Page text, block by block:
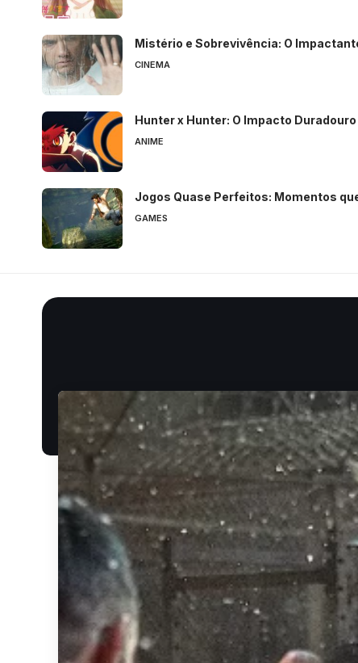
Mistério e Sobrevivência: O
CINEMA
Hunter x Hunter: O Impacto
ANIME
Jogos Quase Perfeitos: Momentos
GAMES